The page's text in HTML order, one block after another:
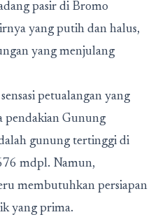
pasir di Bromo
yang putih dan halus,
yang menjulang
petualangan yang
pendakian Gunung
gunung tertinggi di
mdpl. Namun,
membutuhkan persiapan
yang prima.